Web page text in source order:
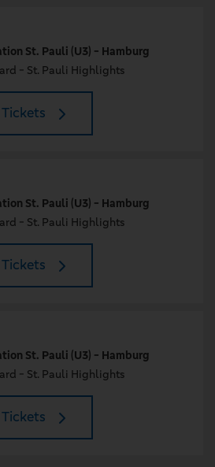
St. Pauli (U3) - Hamburg
- St. Pauli Highlights
Tickets
St. Pauli (U3) - Hamburg
- St. Pauli Highlights
Tickets
St. Pauli (U3) - Hamburg
- St. Pauli Highlights
Tickets